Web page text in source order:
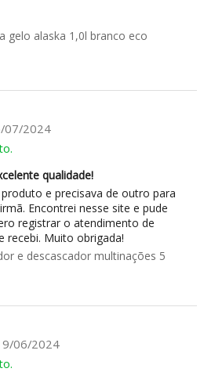
gelo alaska 1,0l branco eco
07/2024
qualidade!
produto e precisava de outro para
Encontrei nesse site e pude
registrar o atendimento de
recebi. Muito obrigada!
e descascador multinações 5
06/2024